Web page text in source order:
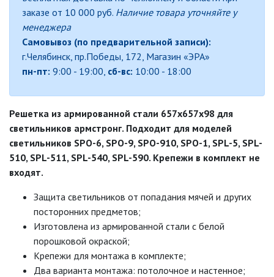
САДОВЫЕ ФАСАДНЫЕ
СВЕТИЛЬНИКИ
СВЕТИЛЬНИКИ ДЛЯ РОСТА
РАСТЕНИЙ (ФИТОСВЕТИЛЬНИКИ)
АКСЕССУАРЫ ДЛЯ
БАКТЕРИЦИДНЫЕ ЛАМПЫ
ДАТЧИКИ ДВИЖЕНИЯ И
ФОТОРЕЛЕ
ДЕКОРАТИВНЫЕ СВЕТИЛЬНИКИ
ИЗОЛЯЦИОННАЯ ЛЕНТА
заказе от 10 000 руб. Наличие товара уточняйте у
менеджера
Самовывоз (по предварительной записи):
г.Челябинск, пр.Победы, 172, Магазин «ЭРА»
пн-пт: 9:00 - 19:00, сб-вс: 10:00 - 18:00
Решетка из армированной стали 657х657х98 для
светильников армстронг. Подходит для моделей
светильников SPO-6, SPO-9, SPO-910, SPO-1, SPL-5, SPL-
510, SPL-511, SPL-540, SPL-590. Крепежи в комплект не
входят.
Защита светильников от попадания мячей и других
посторонних предметов;
Изготовлена из армированной стали с белой
порошковой окраской;
Крепежи для монтажа в комплекте;
Два варианта монтажа: потолочное и настенное;